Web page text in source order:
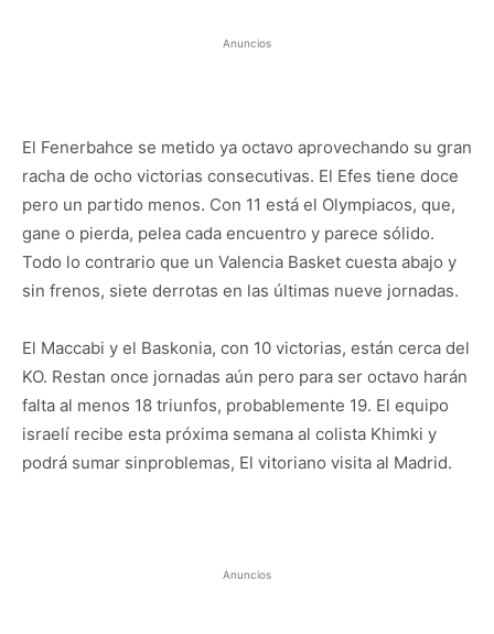
Anuncios
El Fenerbahce se metido ya octavo aprovechando su gran
racha de ocho victorias consecutivas. El Efes tiene doce
pero un partido menos. Con 11 está el Olympiacos, que,
gane o pierda, pelea cada encuentro y parece sólido.
Todo lo contrario que un Valencia Basket cuesta abajo y
sin frenos, siete derrotas en las últimas nueve jornadas.
El Maccabi y el Baskonia, con 10 victorias, están cerca del
KO. Restan once jornadas aún pero para ser octavo harán
falta al menos 18 triunfos, probablemente 19. El equipo
israelí recibe esta próxima semana al colista Khimki y
podrá sumar sinproblemas, El vitoriano visita al Madrid.
Anuncios